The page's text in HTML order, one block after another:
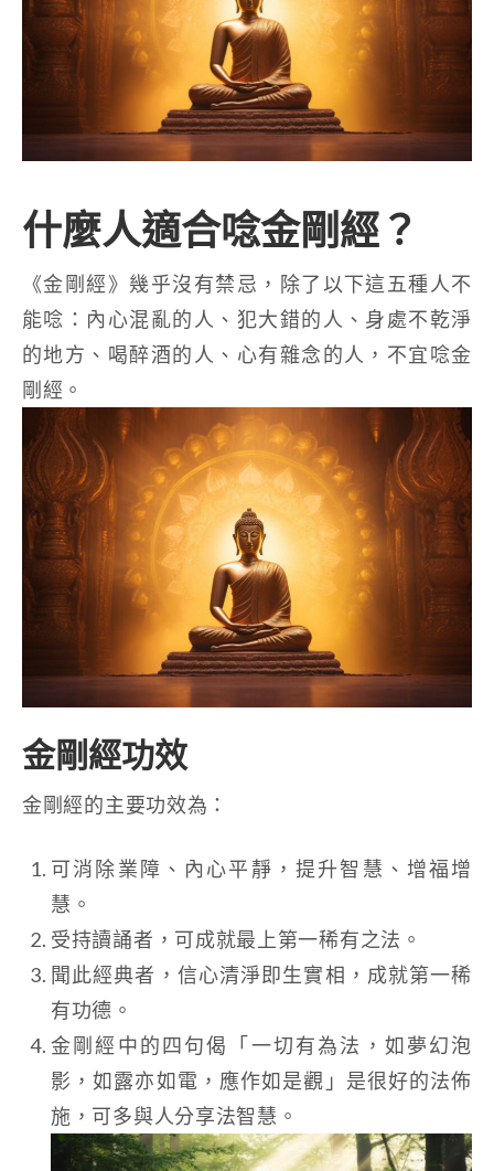
什麼人適合唸金剛經？
《金剛經》幾乎沒有禁忌，除了以下這五種人不
能唸：內心混亂的人、犯大錯的人、身處不乾淨
的地方、喝醉酒的人、心有雜念的人，不宜唸金
剛經。
金剛經功效
金剛經的主要功效為：
可消除業障、內心平靜，提升智慧、增福增
慧。
受持讀誦者，可成就最上第一稀有之法。
聞此經典者，信心清淨即生實相，成就第一稀
有功德。
金剛經中的四句偈「一切有為法，如夢幻泡
影，如露亦如電，應作如是觀」是很好的法佈
施，可多與人分享法智慧。